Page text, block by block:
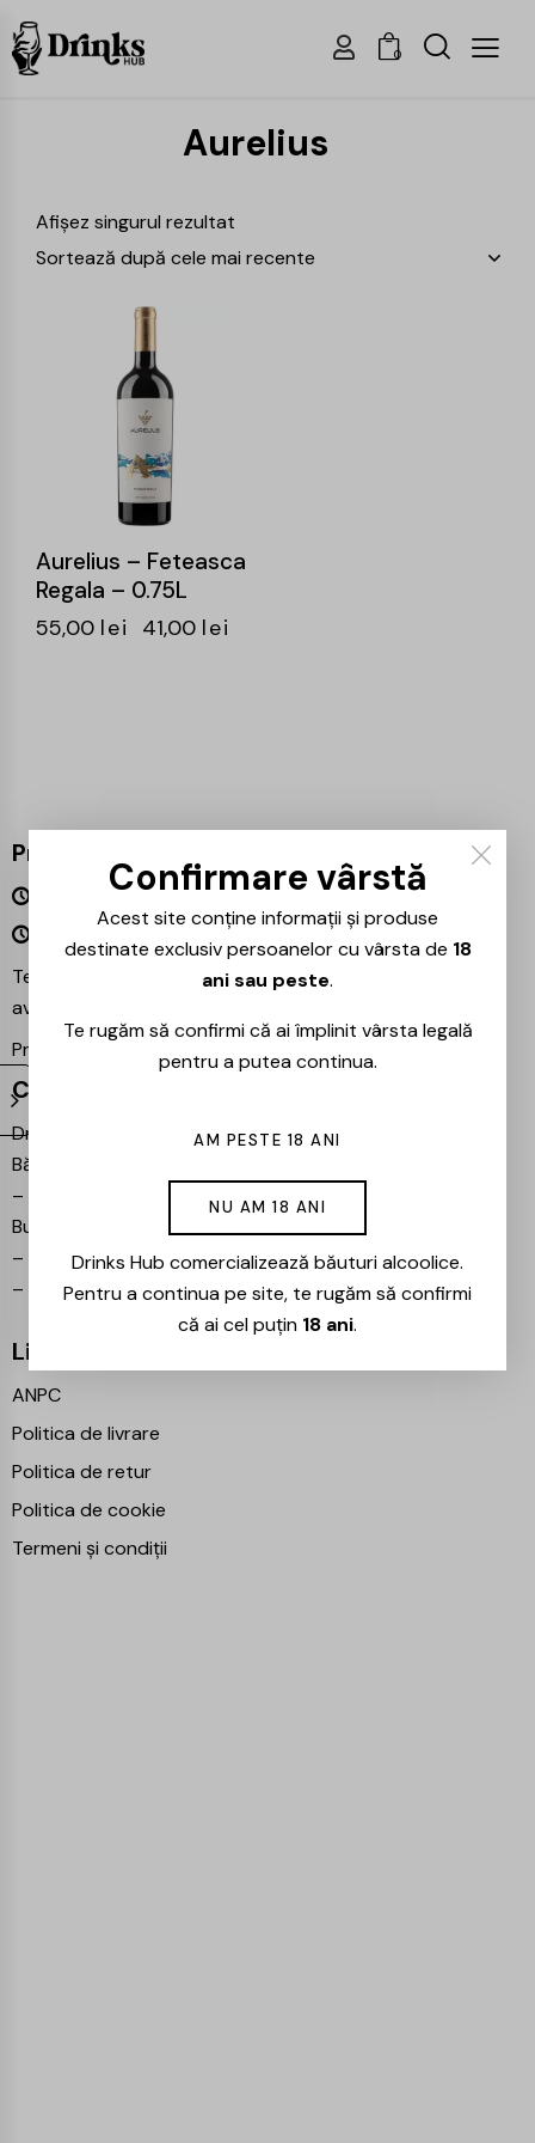
0
Aurelius
Afișez singurul rezultat
Aurelius – Feteasca
Regala – 0.75L
55,00 lei 41,00 lei
Program
Luni – Vineri 09:00 – 18:00
Sâmbătă – Duminică Închis
Te așteptăm și în magazinul nostru din București –
avem mereu reduceri speciale la băuturile preferate!
Proiecte partenere:
Ezotera
Contact
Drinks Hub – Magazin de
Băuturi
–
Bulevardul Iuliu Maniu 7,
București 061102
–
info@drinkshub.ro
–
0725 860 799
Linkuri Utile
ANPC
Politica de livrare
Politica de retur
Politica de cookie
Termeni și condiții
Confirmare vârstă
Acest site conține informații și produse
destinate exclusiv persoanelor cu vârsta de 18
ani sau peste.
Te rugăm să confirmi că ai împlinit vârsta legală
pentru a putea continua.
AM PESTE 18 ANI
NU AM 18 ANI
Drinks Hub comercializează băuturi alcoolice.
Pentru a continua pe site, te rugăm să confirmi
că ai cel puțin 18 ani.